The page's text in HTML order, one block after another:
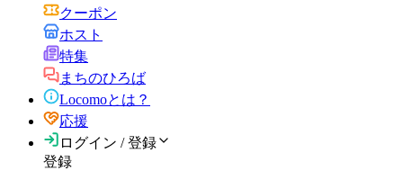
クーポン
ホスト
特集
まちのひろば
Locomoとは？
応援
ログイン / 登録
登録